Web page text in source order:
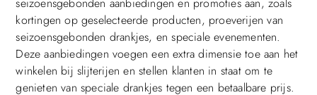
kortingen op geselecteerde producten, proeverijen van
seizoensgebonden drankjes, en speciale evenementen.
Deze aanbiedingen voegen een extra dimensie toe aan het
winkelen bij slijterijen en stellen klanten in staat om te
genieten van speciale drankjes tegen een betaalbare prijs.